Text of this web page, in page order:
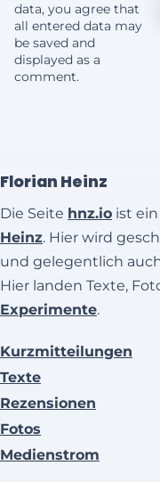
data, you agree that
all entered data may
be saved and
displayed as a
comment.
Florian Heinz
Die Seite hnz.io ist
Heinz. Hier wird
und gelegentlich
Hier landen Texte,
Experimente.
Kurzmitteilungen
Texte
Rezensionen
Fotos
Medienstrom